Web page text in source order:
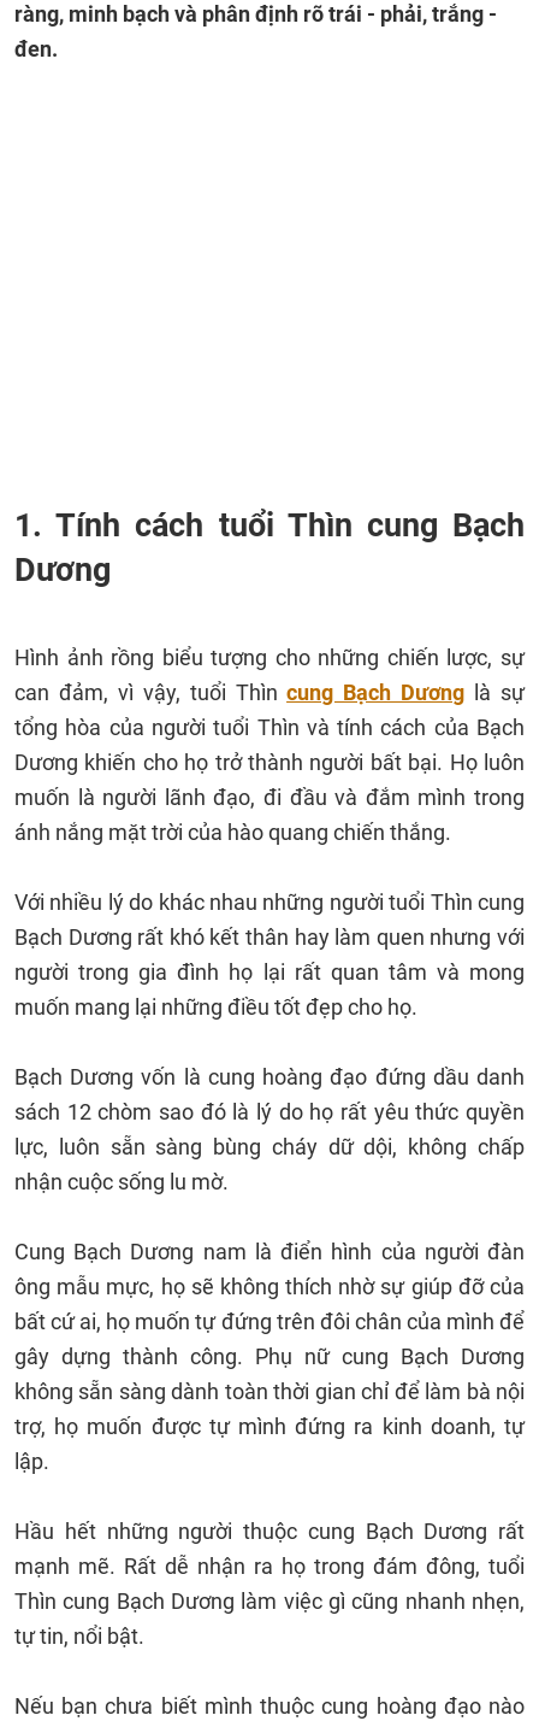
ràng, minh bạch và phân định rõ trái - phải, trắng -
đen.
1. Tính cách tuổi Thìn cung Bạch
Dương
Hình ảnh rồng biểu tượng cho những chiến lược, sự
can đảm, vì vậy, tuổi Thìncung Bạch Dương là sự
tổng hòa của người tuổi Thìn và tính cách của Bạch
Dương khiến cho họ trở thành người bất bại. Họ luôn
muốn là người lãnh đạo, đi đầu và đắm mình trong
ánh nắng mặt trời của hào quang chiến thắng.
Với nhiều lý do khác nhau những người tuổi Thìn cung
Bạch Dương rất khó kết thân hay làm quen nhưng với
người trong gia đình họ lại rất quan tâm và mong
muốn mang lại những điều tốt đẹp cho họ.
Bạch Dương vốn là cung hoàng đạo đứng dầu danh
sách 12 chòm sao đó là lý do họ rất yêu thức quyền
lực, luôn sẵn sàng bùng cháy dữ dội, không chấp
nhận cuộc sống lu mờ.
Cung Bạch Dương nam là điển hình của người đàn
ông mẫu mực, họ sẽ không thích nhờ sự giúp đỡ của
bất cứ ai, họ muốn tự đứng trên đôi chân của mình để
gây dựng thành công. Phụ nữ cung Bạch Dương
không sẵn sàng dành toàn thời gian chỉ để làm bà nội
trợ, họ muốn được tự mình đứng ra kinh doanh, tự
lập.
Hầu hết những người thuộc cung Bạch Dương rất
mạnh mẽ. Rất dễ nhận ra họ trong đám đông, tuổi
Thìn cung Bạch Dương làm việc gì cũng nhanh nhẹn,
tự tin, nổi bật.
Nếu bạn chưa biết mình thuộc cung hoàng đạo nào